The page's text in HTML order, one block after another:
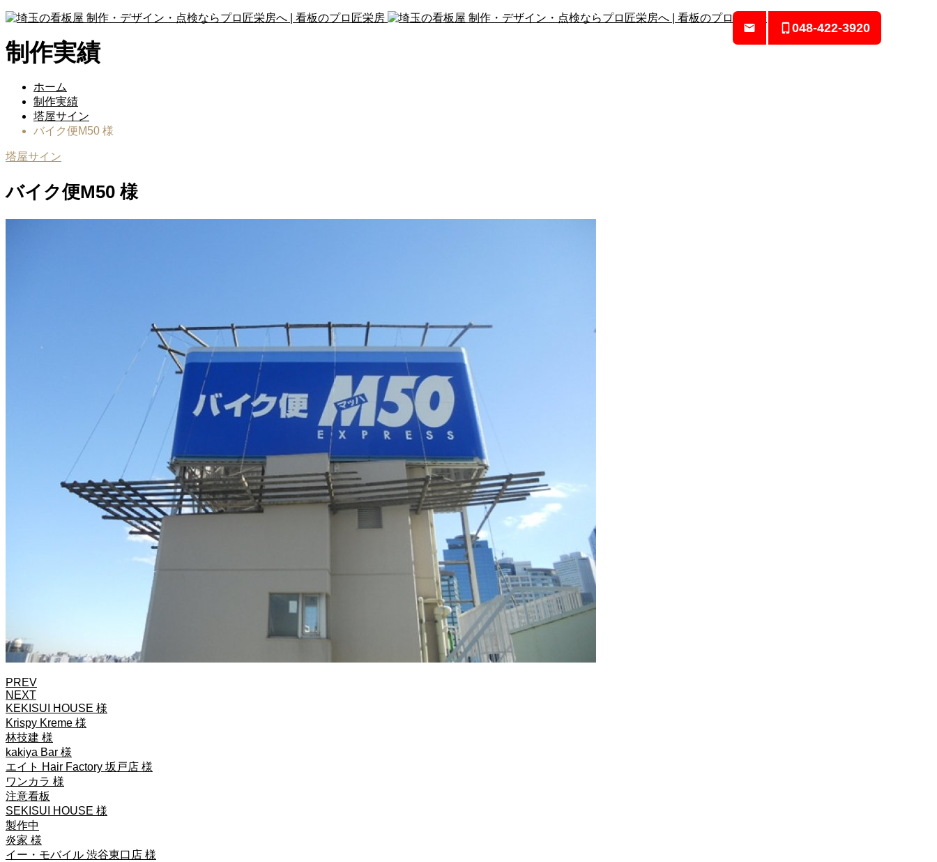
048-422-3920
制作実績
ホーム
制作実績
塔屋サイン
バイク便M50 様
塔屋サイン
バイク便M50 様
PREV
NEXT
KEKISUI HOUSE 様
Krispy Kreme 様
林技建 様
kakiya Bar 様
エイト Hair Factory 坂戸店 様
ワンカラ 様
注意看板
SEKISUI HOUSE 様
製作中
炎家 様
イー・モバイル 渋谷東口店 様